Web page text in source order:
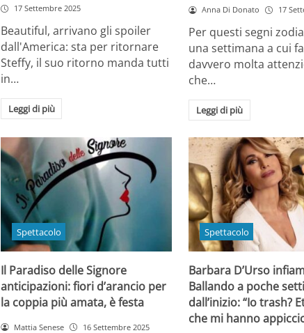
17 Settembre 2025
Beautiful, arrivano gli spoiler
dall'America: sta per ritornare
Steffy, il suo ritorno manda tutti
in…
Leggi di più
Anna Di Donato 17
Per questi segni
una settimana a cui
davvero molta
che…
Leggi di più
Spettacolo
Il Paradiso delle Signore
anticipazioni: fiori d’arancio per
la coppia più amata, è festa
Mattia Senese 16 Settembre 2025
Spettacolo
Barbara D’Urso
Ballando a poche
dall’inizio: “Io trash?
che mi hanno